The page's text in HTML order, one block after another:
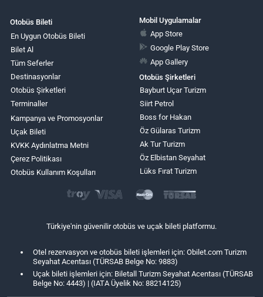
Otobüs Bileti
En Uygun Otobüs Bileti
Bilet Al
Tüm Seferler
Destinasyonlar
Otobüs Şirketleri
Terminaller
Kampanya ve Promosyonlar
Uçak Bileti
KVKK Aydınlatma Metni
Çerez Politikası
Otobüs Kullanım Koşulları
Mobil Uygulamalar
App Store
Google Play Store
App Gallery
Otobüs Şirketleri
Bayburt Uçar Turizm
Siirt Petrol
Boss for Hakan
Öz Gülaras Turizm
Ak Tur Turizm
Öz Elbistan Seyahat
Lüks Fırat Turizm
Türkiye'nin güvenilir otobüs ve uçak bileti platformu.
Otel rezervasyon ve otobüs bileti işlemleri için: Obilet.com Turizm
Seyahat Acentası (TÜRSAB Belge No: 9883)
Uçak bileti işlemleri için: Biletall Turizm Seyahat Acentası (TÜRSAB
Belge No: 4443) | (IATA Üyelik No: 88214125)